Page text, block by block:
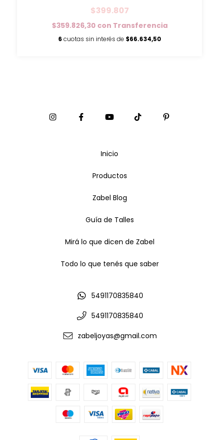
$399.807
$359.826,30 con Transferencia
6 cuotas sin interés de $66.634,50
Inicio
Productos
Zabel Blog
Guía de Talles
Mirá lo que dicen de Zabel
Todo lo que tenés que saber
5491170835840
5491170835840
zabeljoyas@gmail.com